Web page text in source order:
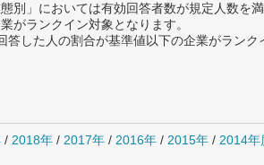
別」においては有効回答者数が規定人数を
がランクイン対象となります。
した人の割合が基準値以下の企業がランク
/ 2018年 / 2017年 / 2016年 / 2015年 / 2014年